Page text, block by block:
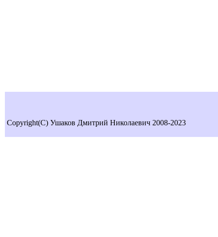
Copyright(C) Ушаков Дмитрий Николаевич 2008-2023